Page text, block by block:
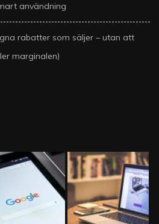
användning
rabatter som säljer – utan att
marginalen)